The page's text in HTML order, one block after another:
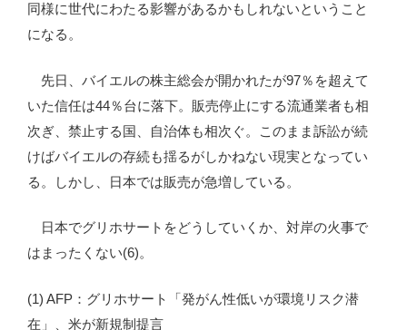
同様に世代にわたる影響があるかもしれないということ
になる。
先日、バイエルの株主総会が開かれたが97％を超えて
いた信任は44％台に落下。販売停止にする流通業者も相
次ぎ、禁止する国、自治体も相次ぐ。このまま訴訟が続
けばバイエルの存続も揺るがしかねない現実となってい
る。しかし、日本では販売が急増している。
日本でグリホサートをどうしていくか、対岸の火事で
はまったくない(6)。
(1) AFP：グリホサート「発がん性低いが環境リスク潜
在」、米が新規制提言